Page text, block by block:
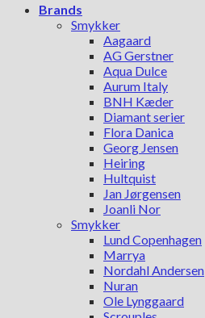
Brands
Smykker
Aagaard
AG Gerstner
Aqua Dulce
Aurum Italy
BNH Kæder
Diamant serier
Flora Danica
Georg Jensen
Heiring
Hultquist
Jan Jørgensen
Joanli Nor
Smykker
Lund Copenhagen
Marrya
Nordahl Andersen
Nuran
Ole Lynggaard